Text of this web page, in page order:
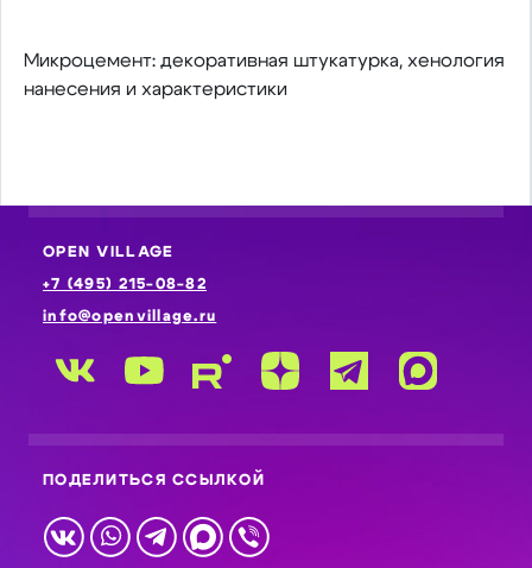
Микроцемент: декоративная штукатурка, хенология
нанесения и характеристики
OPEN VILLAGE
+7 (495) 215-08-82
info@openvillage.ru
ПОДЕЛИТЬСЯ ССЫЛКОЙ